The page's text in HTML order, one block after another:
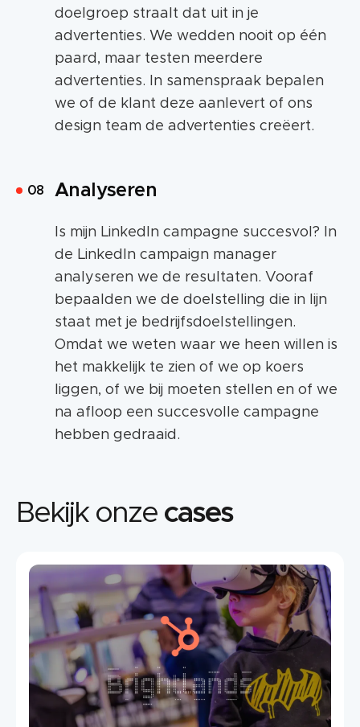
doelgroep straalt dat uit in je
advertenties. We wedden nooit op één
paard, maar testen meerdere
advertenties. In samenspraak bepalen
we of de klant deze aanlevert of ons
design team de advertenties creëert.
Analyseren
Is mijn LinkedIn campagne succesvol? In
de LinkedIn campaign manager
analyseren we de resultaten. Vooraf
bepaalden we de doelstelling die in lijn
staat met je bedrijfsdoelstellingen.
Omdat we weten waar we heen willen is
het makkelijk te zien of we op koers
liggen, of we bij moeten stellen en of we
na afloop een succesvolle campagne
hebben gedraaid.
Bekijk onze cases